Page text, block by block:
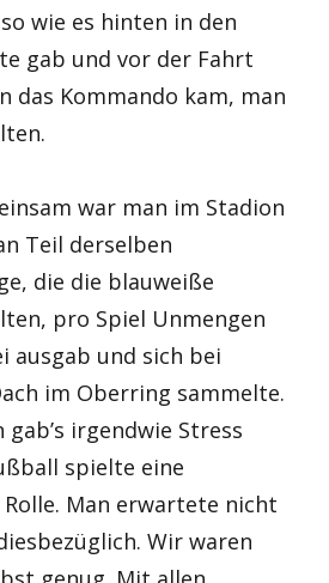
wie es hinten in den
gab und vor der Fahrt
das Kommando kam, man
war man im Stadion
Teil derselben
die die blauweiße
pro Spiel Unmengen
ausgab und sich bei
im Oberring sammelte.
irgendwie Stress
spielte eine
Man erwartete nicht
Wir waren